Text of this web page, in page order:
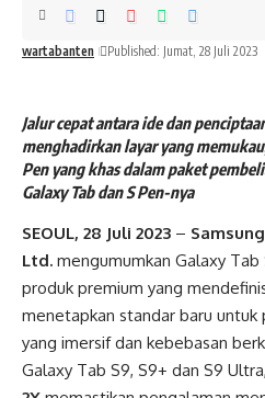
wartabanten Published: Jumat, 28 Juli 2023
Jalur cepat antara ide dan
menghadirkan layar yang
Pen yang khas dalam paket
Galaxy Tab dan S Pen-nya
SEOUL, 28 Juli 2023 –
Ltd. mengumumkan Galaxy
produk premium yang
menetapkan standar baru
yang imersif dan kebebasan
Galaxy Tab S9, S9+ dan S9 Ultra,